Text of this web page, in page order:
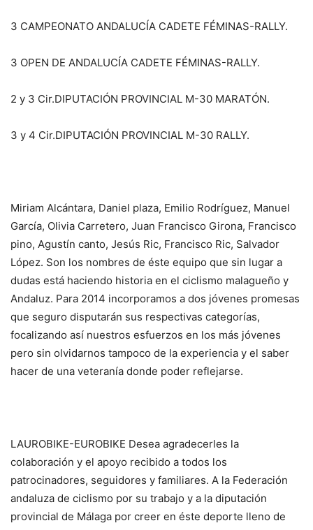
3 CAMPEONATO ANDALUCÍA CADETE FÉMINAS-RALLY.
3 OPEN DE ANDALUCÍA CADETE FÉMINAS-RALLY.
2 y 3 Cir.DIPUTACIÓN PROVINCIAL M-30 MARATÓN.
3 y 4 Cir.DIPUTACIÓN PROVINCIAL M-30 RALLY.
Miriam Alcántara, Daniel plaza, Emilio Rodríguez, Manuel
García, Olivia Carretero, Juan Francisco Girona, Francisco
pino, Agustín canto, Jesús Ric, Francisco Ric, Salvador
López. Son los nombres de éste equipo que sin lugar a
dudas está haciendo historia en el ciclismo malagueño y
Andaluz. Para 2014 incorporamos a dos jóvenes promesas
que seguro disputarán sus respectivas categorías,
focalizando así nuestros esfuerzos en los más jóvenes
pero sin olvidarnos tampoco de la experiencia y el saber
hacer de una veteranía donde poder reflejarse.
LAUROBIKE-EUROBIKE Desea agradecerles la
colaboración y el apoyo recibido a todos los
patrocinadores, seguidores y familiares. A la Federación
andaluza de ciclismo por su trabajo y a la diputación
provincial de Málaga por creer en éste deporte lleno de